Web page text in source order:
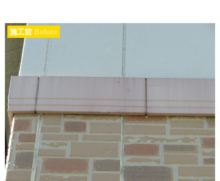
施工前 Before